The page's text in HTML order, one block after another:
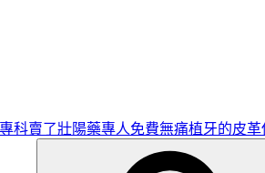
科賣了壯陽藥專人免費無痛植牙的皮革